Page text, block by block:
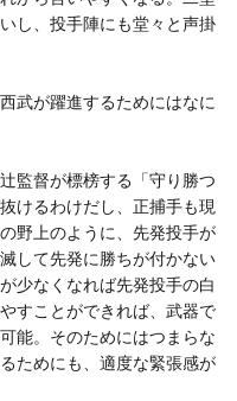
し、投手陣にも堂々と声掛
武が躍進するためにはなに
監督が標榜する「守り勝つ
けるわけだし、正捕手も現
野上のように、先発投手が
して先発に勝ちが付かない
少なくなれば先発投手の白
すことができれば、武器で
能。そのためにはつまらな
ためにも、適度な緊張感が